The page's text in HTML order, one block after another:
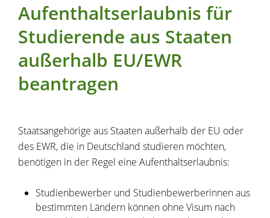
Aufenthaltserlaubnis für
Studierende aus Staaten
außerhalb EU/EWR
beantragen
Staatsangehörige aus Staaten außerhalb der EU oder
des EWR, die in Deutschland studieren möchten,
benötigen in der Regel eine Aufenthaltserlaubnis:
Studienbewerber und Studienbewerberinnen aus
bestimmten Ländern können ohne Visum nach